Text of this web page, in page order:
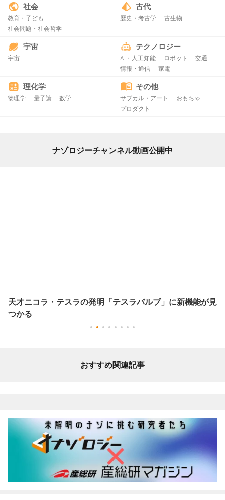
社会
教育・子ども
社会問題・社会哲学
古代
歴史・考古学 古生物
宇宙
宇宙
テクノロジー
AI・人工知能 ロボット
交通
情報・通信
家電
理化学
物理学 量子論 数学
その他
サブカル・アート
おもちゃ
プロダクト
ナゾロジーチャンネル動画公開中
天才ニコラ・テスラの発明「テスラバルブ」に新機能が見
つかる
おすすめ関連記事